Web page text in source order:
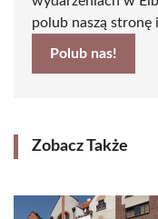
polub naszą stronę
Polub nas!
Zobacz Także